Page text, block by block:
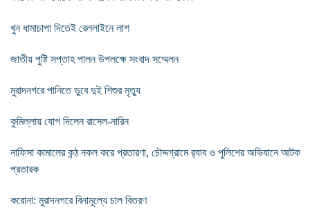
খুন ধামাচাপা দিতেই রেললাইনে লাশ
জাতীয় পুষ্টি সপ্তাহ পালন উপলক্ষে সংবাদ সম্মেলন
মুরাদনগরে পানিতে ডুবে দুই শিশুর মৃত্যু
কুমিল্লায় যোগ দিলেন রাসেল-নারিন
নাফিসা কামালের কন্ঠ নকল করে প্রতারণা, চৌদ্দগ্রামে র‌্যাব ও পুলিশের অভিযানে আটক
প্রতারক
করোনা: মুরাদনগরে বিনামূল্যে চাল বিতরণ